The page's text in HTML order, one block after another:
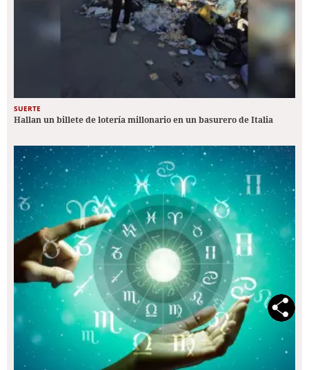
SUERTE
Hallan un billete de lotería millonario en un basurero de Italia